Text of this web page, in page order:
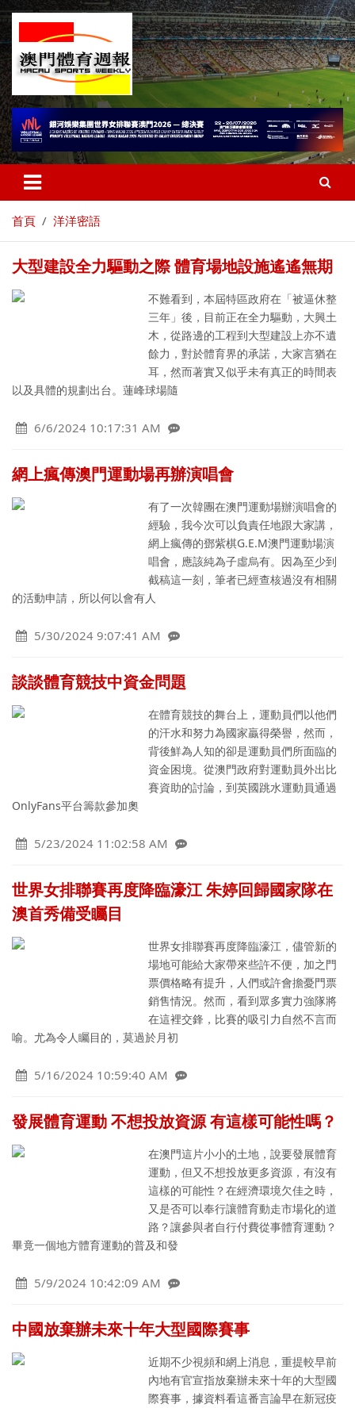
首頁 洋洋密語
大型建設全力驅動之際 體育場地設施遙遙無期
不難看到，本屆特區政府在「被逼休整
三年」後，目前正在全力驅動，大興土
木，從路邊的工程到大型建設上亦不遺
餘力，對於體育界的承諾，大家言猶在
耳，然而著實又似乎未有真正的時間表
以及具體的規劃出台。蓮峰球場隨
6/6/2024 10:17:31 AM
網上瘋傳澳門運動場再辦演唱會
有了一次韓團在澳門運動場辦演唱會的
經驗，我今次可以負責任地跟大家講，
網上瘋傳的鄧紫棋G.E.M澳門運動場演
唱會，應該純為子虛烏有。因為至少到
截稿這一刻，筆者已經查核過沒有相關
的活動申請，所以何以會有人
5/30/2024 9:07:41 AM
談談體育競技中資金問題
在體育競技的舞台上，運動員們以他們
的汗水和努力為國家贏得榮譽，然而，
背後鮮為人知的卻是運動員們所面臨的
資金困境。從澳門政府對運動員外出比
賽資助的討論，到英國跳水運動員通過
OnlyFans平台籌款參加奧
5/23/2024 11:02:58 AM
世界女排聯賽再度降臨濠江 朱婷回歸國家隊在
澳首秀備受矚目
世界女排聯賽再度降臨濠江，儘管新的
場地可能給大家帶來些許不便，加之門
票價格略有提升，人們或許會擔憂門票
銷售情況。然而，看到眾多實力強隊將
在這裡交鋒，比賽的吸引力自然不言而
喻。尤為令人矚目的，莫過於月初
5/16/2024 10:59:40 AM
發展體育運動 不想投放資源 有這樣可能性嗎？
在澳門這片小小的土地，說要發展體育
運動，但又不想投放更多資源，有沒有
這樣的可能性？在經濟環境欠佳之時，
又是否可以奉行讓體育動走市場化的道
路？讓參與者自行付費從事體育運動？
畢竟一個地方體育運動的普及和發
5/9/2024 10:42:09 AM
中國放棄辦未來十年大型國際賽事
近期不少視頻和網上消息，重提較早前
內地有官宣指放棄辦未來十年的大型國
際賽事，據資料看這番言論早在新冠疫